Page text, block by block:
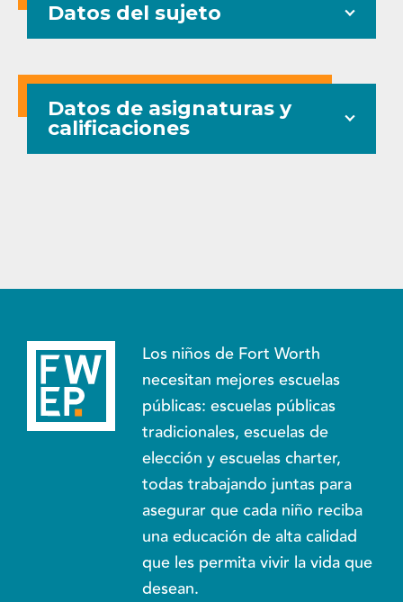
Datos del sujeto
Datos de asignaturas y
calificaciones
Los niños de Fort Worth
necesitan mejores escuelas
públicas: escuelas públicas
tradicionales, escuelas de
elección y escuelas charter,
todas trabajando juntas para
asegurar que cada niño reciba
una educación de alta calidad
que les permita vivir la vida que
desean.